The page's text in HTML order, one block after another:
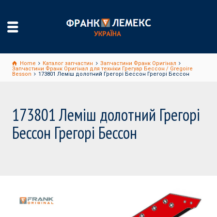
Home Каталог запчастин
Запчастини Франк Оригінал
Запчастини Франк Оригінал для техніки Грегуар Бессон / Gregoire
Besson
173801 Леміш долотний Грегорі Бессон Грегорі Бессон
173801 Леміш долотний Грегорі
Бессон Грегорі Бессон